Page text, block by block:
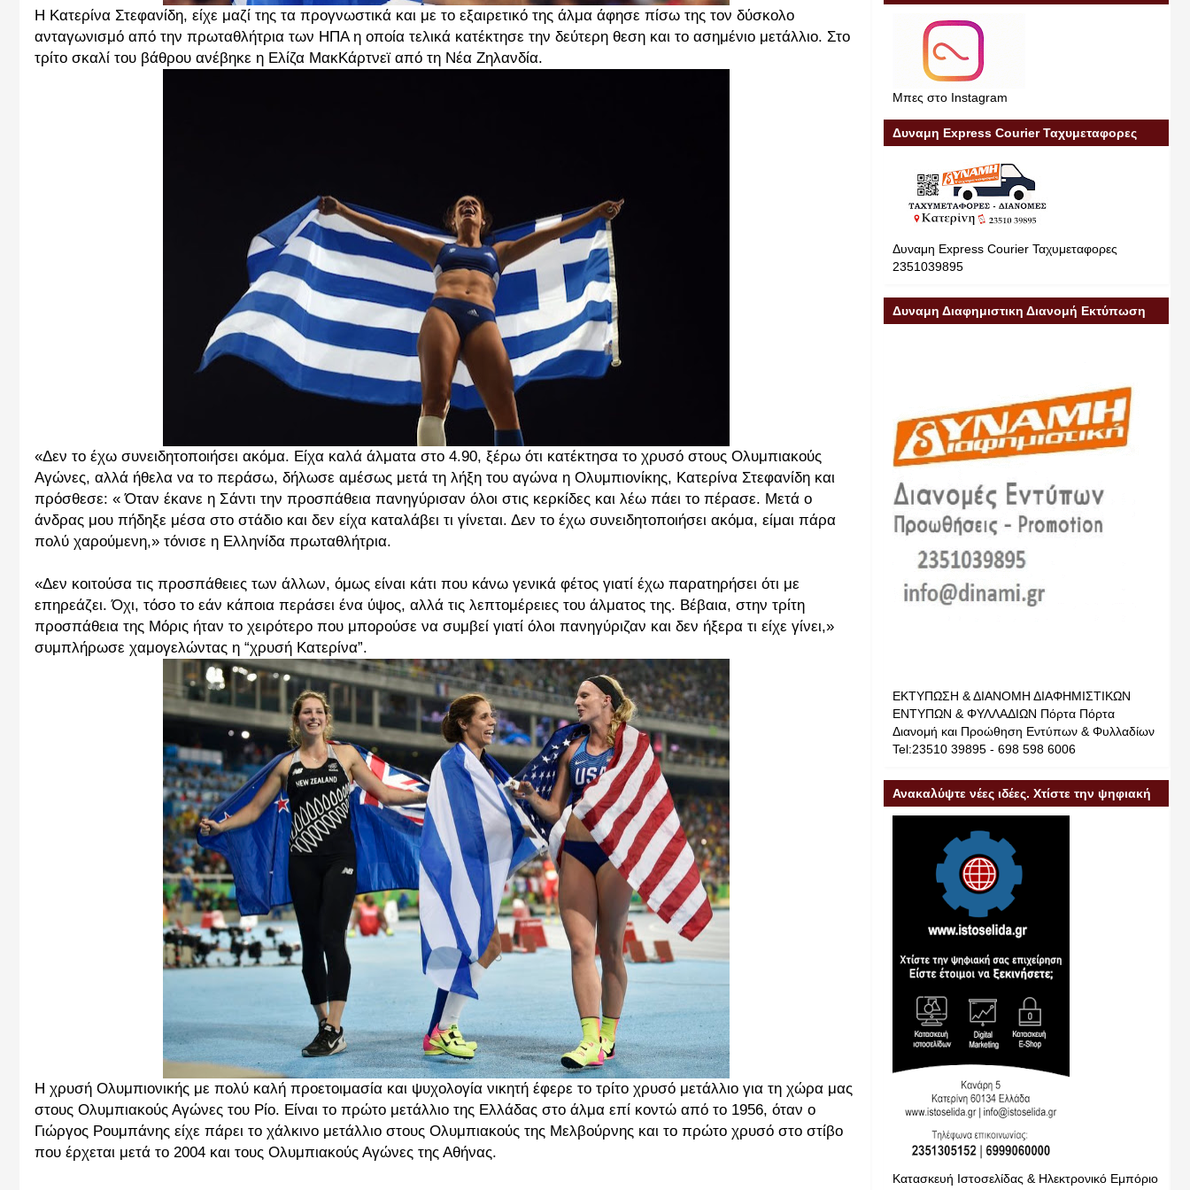
Η Κατερίνα Στεφανίδη, είχε μαζί της τα προγνωστικά και με το εξαιρετικό της άλμα άφησε πίσω της τον δύσκολο
ανταγωνισμό από την πρωταθλήτρια των ΗΠΑ η οποία τελικά κατέκτησε την δεύτερη θεση και το ασημένιο μετάλλιο. Στο
τρίτο σκαλί του βάθρου ανέβηκε η Ελίζα ΜακΚάρτνεϊ από τη Νέα Ζηλανδία.
«Δεν το έχω συνειδητοποιήσει ακόμα. Είχα καλά άλματα στο 4.90, ξέρω ότι κατέκτησα το χρυσό στους Ολυμπιακούς
Αγώνες, αλλά ήθελα να το περάσω, δήλωσε αμέσως μετά τη λήξη του αγώνα η Ολυμπιονίκης, Κατερίνα Στεφανίδη και
πρόσθεσε: « Όταν έκανε η Σάντι την προσπάθεια πανηγύρισαν όλοι στις κερκίδες και λέω πάει το πέρασε. Μετά ο
άνδρας μου πήδηξε μέσα στο στάδιο και δεν είχα καταλάβει τι γίνεται. Δεν το έχω συνειδητοποιήσει ακόμα, είμαι πάρα
πολύ χαρούμενη,» τόνισε η Ελληνίδα πρωταθλήτρια.
«Δεν κοιτούσα τις προσπάθειες των άλλων, όμως είναι κάτι που κάνω γενικά φέτος γιατί έχω παρατηρήσει ότι με
επηρεάζει. Όχι, τόσο το εάν κάποια περάσει ένα ύψος, αλλά τις λεπτομέρειες του άλματος της. Βέβαια, στην τρίτη
προσπάθεια της Μόρις ήταν το χειρότερο που μπορούσε να συμβεί γιατί όλοι πανηγύριζαν και δεν ήξερα τι είχε γίνει,»
συμπλήρωσε χαμογελώντας η “χρυσή Κατερίνα”.
Η χρυσή Ολυμπιονικής με πολύ καλή προετοιμασία και ψυχολογία νικητή έφερε το τρίτο χρυσό μετάλλιο για τη χώρα μας
στους Ολυμπιακούς Αγώνες του Ρίο. Είναι το πρώτο μετάλλιο της Ελλάδας στο άλμα επί κοντώ από το 1956, όταν ο
Γιώργος Ρουμπάνης είχε πάρει το χάλκινο μετάλλιο στους Ολυμπιακούς της Μελβούρνης και το πρώτο χρυσό στο στίβο
που έρχεται μετά το 2004 και τους Ολυμπιακούς Αγώνες της Αθήνας.
Μπες στο Instagram
Δυναμη Express Courier Ταχυμεταφορες
Δυναμη Express Courier Ταχυμεταφορες
2351039895
Δυναμη Διαφημιστικη Διανομή Εκτύπωση
ΕΚΤΥΠΩΣΗ & ΔΙΑΝΟΜΗ ΔΙΑΦΗΜΙΣΤΙΚΩΝ
ΕΝΤΥΠΩΝ & ΦΥΛΛΑΔΙΩΝ Πόρτα Πόρτα
Διανομή και Προώθηση Εντύπων & Φυλλαδίων
Tel:23510 39895 - 698 598 6006
Ανακαλύψτε νέες ιδέες. Χτίστε την ψηφιακή
σας επιχείρηση
Κατασκευή Ιστοσελίδας & Ηλεκτρονικό Εμπόριο